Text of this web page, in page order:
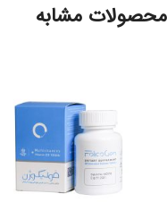
محصولات مشابه